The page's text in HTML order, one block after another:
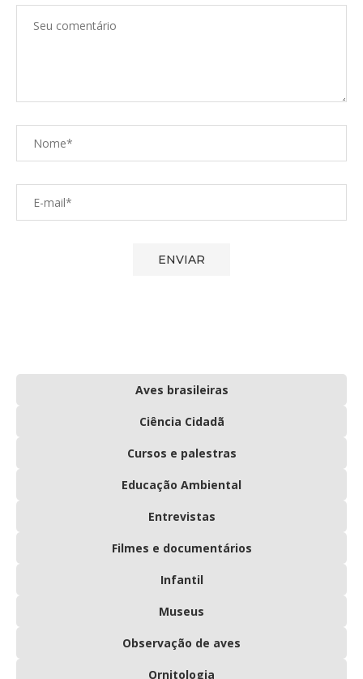
Aves brasileiras
Ciência Cidadã
Cursos e palestras
Educação Ambiental
Entrevistas
Filmes e documentários
Infantil
Museus
Observação de aves
Ornitologia